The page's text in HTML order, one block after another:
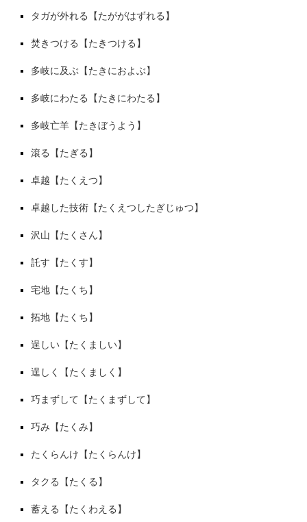
タガが外れる【たががはずれる】
焚きつける【たきつける】
多岐に及ぶ【たきにおよぶ】
多岐にわたる【たきにわたる】
多岐亡羊【たきぼうよう】
滾る【たぎる】
卓越【たくえつ】
卓越した技術【たくえつしたぎじゅつ】
沢山【たくさん】
託す【たくす】
宅地【たくち】
拓地【たくち】
逞しい【たくましい】
逞しく【たくましく】
巧まずして【たくまずして】
巧み【たくみ】
たくらんけ【たくらんけ】
タクる【たくる】
蓄える【たくわえる】